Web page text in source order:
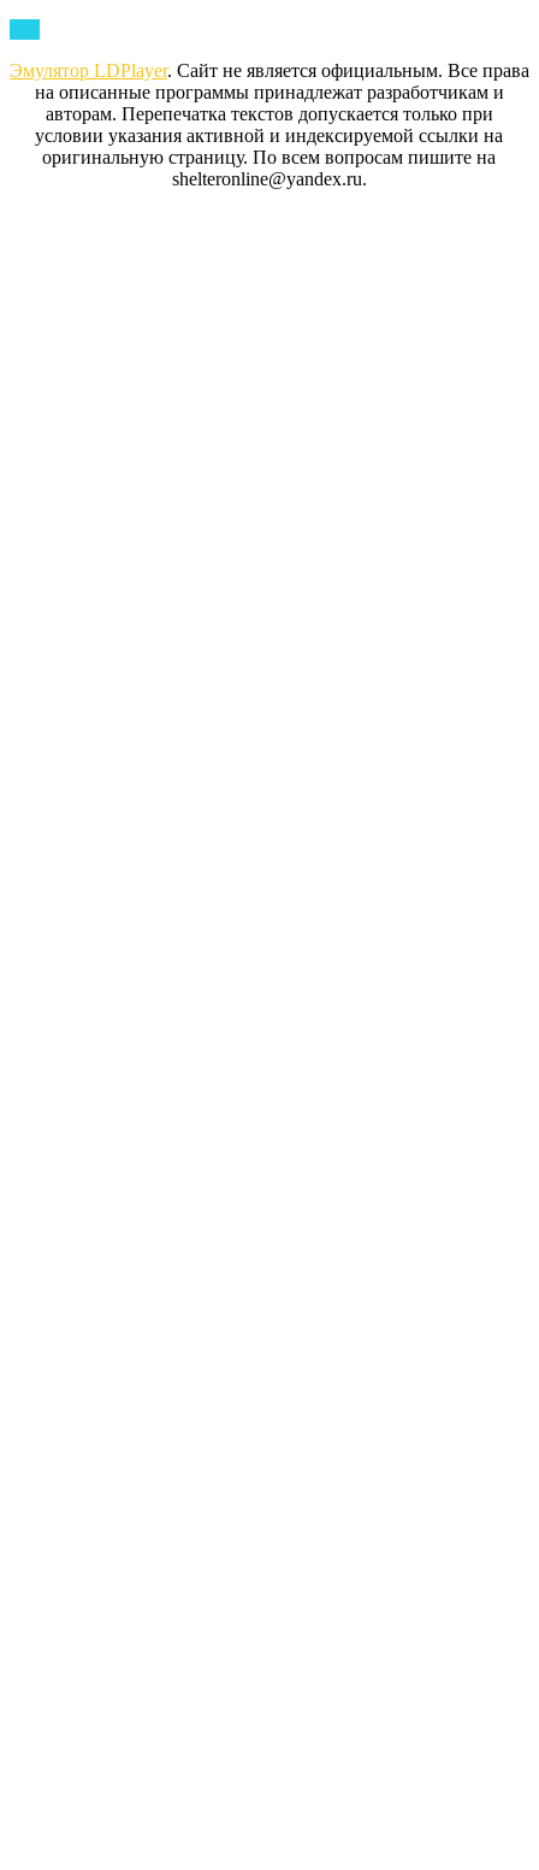
Top
Эмулятор LDPlayer. Сайт не является официальным. Все права
на описанные программы принадлежат разработчикам и
авторам. Перепечатка текстов допускается только при
условии указания активной и индексируемой ссылки на
оригинальную страницу. По всем вопросам пишите на
shelteronline@yandex.ru.